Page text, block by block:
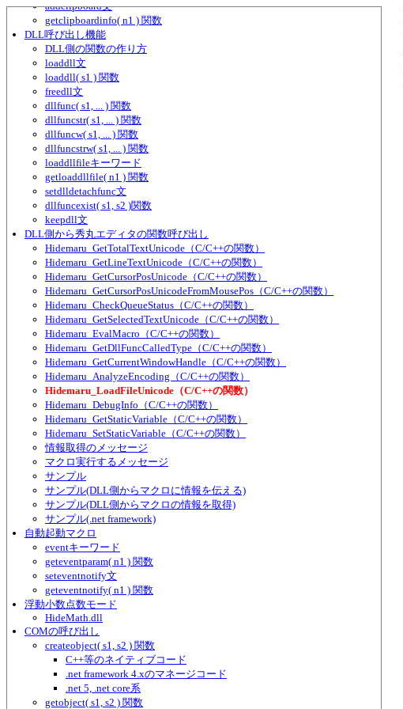
addclipboard文
getclipboardinfo( n1 ) 関数
DLL呼び出し機能
DLL側の関数の作り方
loaddll文
loaddll( s1 ) 関数
freedll文
dllfunc( s1, ... ) 関数
dllfuncstr( s1, ... ) 関数
dllfuncw( s1, ... ) 関数
dllfuncstrw( s1, ... ) 関数
loaddllfileキーワード
getloaddllfile( n1 ) 関数
setdlldetachfunc文
dllfuncexist( s1, s2 )関数
keepdll文
DLL側から秀丸エディタの関数呼び出し
Hidemaru_GetTotalTextUnicode（C/C++の関数）
Hidemaru_GetLineTextUnicode（C/C++の関数）
Hidemaru_GetCursorPosUnicode（C/C++の関数）
Hidemaru_GetCursorPosUnicodeFromMousePos（C/C++の関数）
Hidemaru_CheckQueueStatus（C/C++の関数）
Hidemaru_GetSelectedTextUnicode（C/C++の関数）
Hidemaru_EvalMacro（C/C++の関数）
Hidemaru_GetDllFuncCalledType（C/C++の関数）
Hidemaru_GetCurrentWindowHandle（C/C++の関数）
Hidemaru_AnalyzeEncoding（C/C++の関数）
Hidemaru_LoadFileUnicode（C/C++の関数）
Hidemaru_DebugInfo（C/C++の関数）
Hidemaru_GetStaticVariable（C/C++の関数）
Hidemaru_SetStaticVariable（C/C++の関数）
情報取得のメッセージ
マクロ実行するメッセージ
サンプル
サンプル(DLL側からマクロに情報を伝える)
サンプル(DLL側からマクロの情報を取得)
サンプル(.net framework)
自動起動マクロ
eventキーワード
geteventparam( n1 ) 関数
seteventnotify文
geteventnotify( n1 ) 関数
浮動小数点数モード
HideMath.dll
COMの呼び出し
createobject( s1, s2 ) 関数
C++等のネイティブコード
.net framework 4.xのマネージコード
.net 5, .net core系
getobject( s1, s2 ) 関数